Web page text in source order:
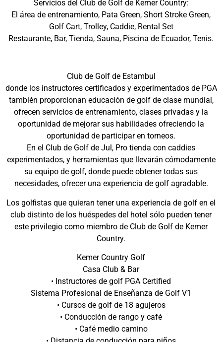
Servicios del Club de Golf de Kemer Country:
El área de entrenamiento, Pata Green, Short Stroke Green,
Golf Cart, Trolley, Caddie, Rental Set
Restaurante, Bar, Tienda, Sauna, Piscina de Ecuador, Tenis.
Club de Golf de Estambul
donde los instructores certificados y experimentados de PGA
también proporcionan educación de golf de clase mundial,
ofrecen servicios de entrenamiento, clases privadas y la
oportunidad de mejorar sus habilidades ofreciendo la
oportunidad de participar en torneos.
En el Club de Golf de Jul, Pro tienda con caddies
experimentados, y herramientas que llevarán cómodamente
su equipo de golf, donde puede obtener todas sus
necesidades, ofrecer una experiencia de golf agradable.
Los golfistas que quieran tener una experiencia de golf en el
club distinto de los huéspedes del hotel sólo pueden tener
este privilegio como miembro de Club de Golf de Kemer
Country.
Kemer Country Golf
Casa Club & Bar
• Instructores de golf PGA Certified
Sistema Profesional de Enseñanza de Golf V1
• Cursos de golf de 18 agujeros
• Conducción de rango y café
• Café medio camino